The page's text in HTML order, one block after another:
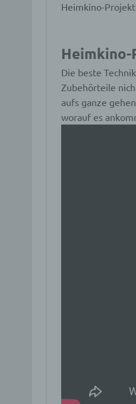
Heimkino-
Die beste
Zubehörteile
aufs ganze
worauf es